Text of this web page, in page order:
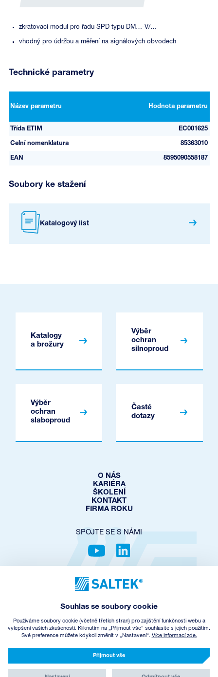
zkratovací modul pro řadu SPD typu DM…-V/…
vhodný pro údržbu a měření na signálových obvodech
Technické parametry
Název parametru Hodnota parametru
Třída ETIM EC001625
Celní nomenklatura 85363010
EAN 8595090558187
Soubory ke stažení
Katalogový list
Katalogy
a brožury
Výběr
ochran
silnoproud
Výběr
ochran
slaboproud
Časté
dotazy
O NÁS
KARIÉRA
ŠKOLENÍ
KONTAKT
FIRMA ROKU
SPOJTE SE S NÁMI
OCHRANA SOUKROMÍ
COOKIES POLICY
OBCHODNÍ PODMÍNKY
© Copyright
CREATED BY INCUBE
Souhlas se soubory cookie
Používáme soubory cookie (včetně třetích stran) pro zajištění funkčnosti webu a
vylepšení vašich zkušeností. Kliknutím na „Přijmout vše“ souhlasíte s jejich použitím.
Své preference můžete kdykoli změnit v „Nastavení“. Více informací zde.
Přijmout vše